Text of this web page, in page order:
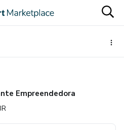
Empreendedora